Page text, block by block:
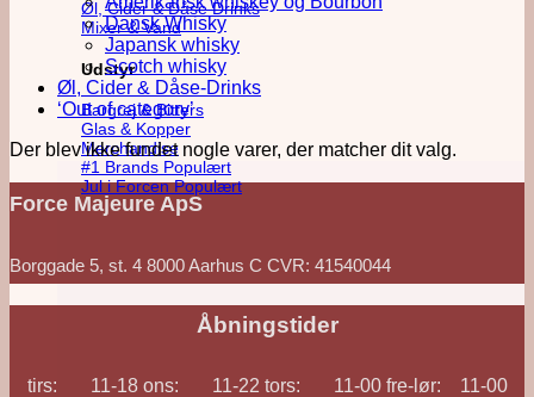
Øl, Cider & Dåse Drinks
Mixer & Vand
Udstyr
Bargrej & Bitters
Glas & Kopper
Merchandise
#1 Brands
Jul i Forcen
Dansk Whisky
Japansk whisky
Scotch whisky
Øl, Cider & Dåse-Drinks
‘Out of category’
Der blev ikke fundet nogle varer, der matcher dit valg.
Force Majeure ApS
Borggade 5, st. 4 8000 Aarhus C CVR: 41540044
Åbningstider
tirs: 11-18 ons: 11-22 tors: 11-00 fre-lør: 11-00